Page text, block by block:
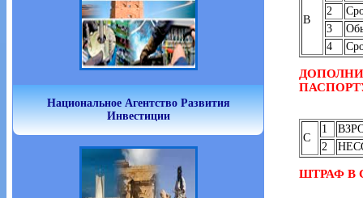
Национальное Агентство Развития
Инвестиции
B
2
3
4
C
1
2
ШТРАФ В